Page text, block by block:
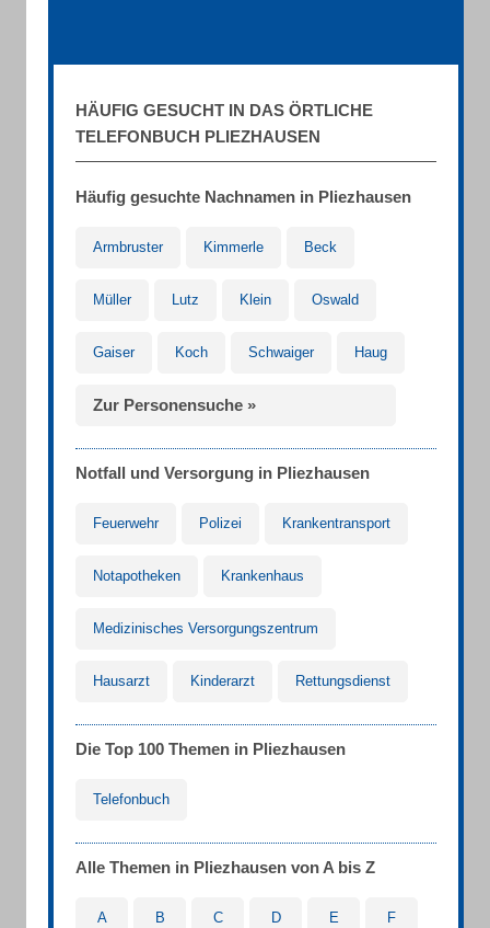
HÄUFIG GESUCHT IN DAS ÖRTLICHE
TELEFONBUCH PLIEZHAUSEN
Häufig gesuchte Nachnamen in Pliezhausen
Armbruster Kimmerle Beck
Müller Lutz Klein Oswald
Gaiser Koch Schwaiger Haug
Zur Personensuche »
Notfall und Versorgung in Pliezhausen
Feuerwehr Polizei Krankentransport
Notapotheken Krankenhaus
Medizinisches Versorgungszentrum
Hausarzt Kinderarzt Rettungsdienst
Die Top 100 Themen in Pliezhausen
Telefonbuch
Alle Themen in Pliezhausen von A bis Z
A B C D E F